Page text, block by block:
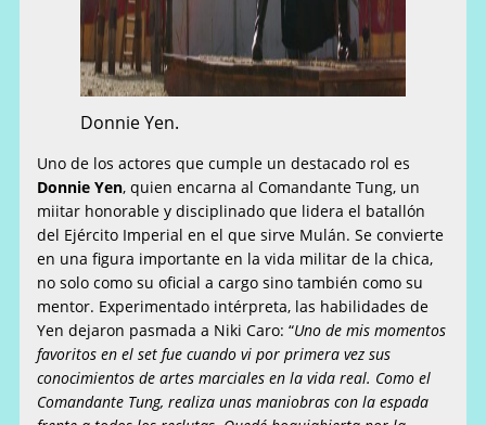
Donnie Yen.
Uno de los actores que cumple un destacado rol es
Donnie Yen, quien encarna al Comandante Tung, un
miitar honorable y disciplinado que lidera el batallón
del Ejército Imperial en el que sirve Mulán. Se convierte
en una figura importante en la vida militar de la chica,
no solo como su oficial a cargo sino también como su
mentor. Experimentado intérpreta, las habilidades de
Yen dejaron pasmada a Niki Caro: “Uno de mis momentos
favoritos en el set fue cuando vi por primera vez sus
conocimientos de artes marciales en la vida real. Como el
Comandante Tung, realiza unas maniobras con la espada